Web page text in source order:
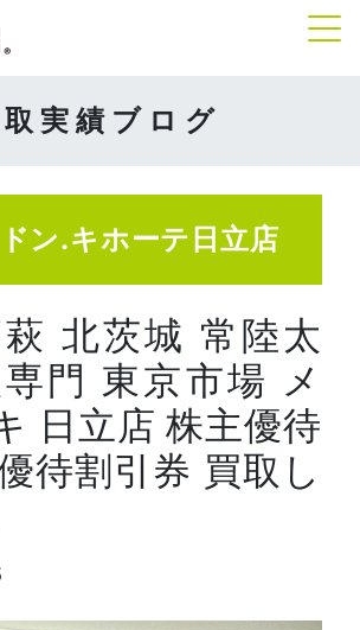
実績ブログ
ン.キホーテ日立店
北茨城 常陸太
門 東京市場 メ
日立店 株主優待
待割引券 買取し